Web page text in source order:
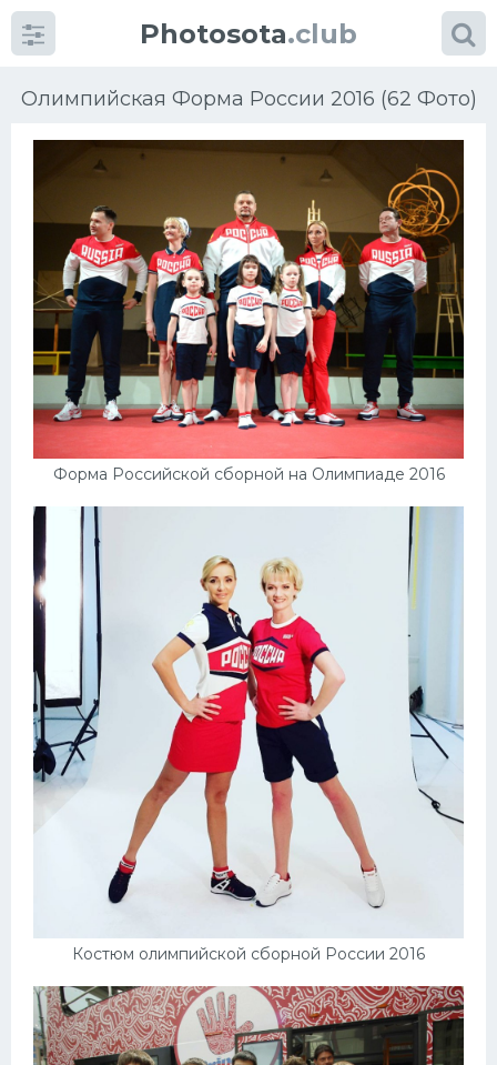
Photosota.club
Олимпийская Форма России 2016 (62 Фото)
Форма Российской сборной на Олимпиаде 2016
Костюм олимпийской сборной России 2016
КатегорииФото
Еще картинки...
Футбол
Баскетбол
Хоккей
Конькобежный спорт
Тренажеры
Интерьер квартиры